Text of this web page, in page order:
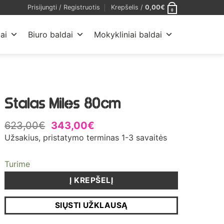
Prisijungti / Registruotis Krepšelis / 0,00€ 0
Biuro baldai Mokykliniai baldai
Stalas Miles 80cm
623,00€ Original
price
was:
343,00€
price
Užsakius, pristatymo terminas 1-3 savaitės
Turime
Į KREPŠELĮ
SIŲSTI UŽKLAUSĄ